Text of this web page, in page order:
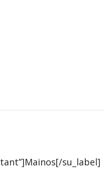
su_label]